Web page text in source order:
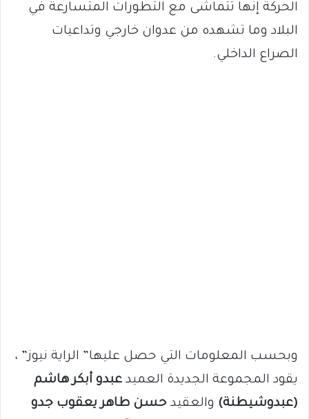
الحركة إنها تتماشى مع التطورات المتسارعة في
البلاد وما تشهده من عدوان خارجي وتداعيات
الصراع الداخلي.
وبحسب المعلومات التي حصل عليها” الراية نيوز” ،
يقود المجموعة الجديدة العميد عبدو أبكر هاشم
(عبدوشيطنة) والعقيد حسن طاهر يعقوب جدو